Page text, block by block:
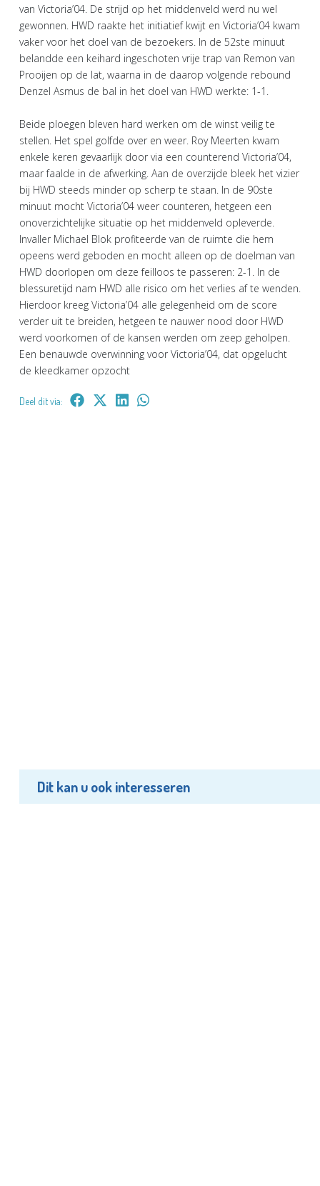
van Victoria’04. De strijd op het middenveld werd nu wel
gewonnen. HWD raakte het initiatief kwijt en Victoria’04 kwam
vaker voor het doel van de bezoekers. In de 52ste minuut
belandde een keihard ingeschoten vrije trap van Remon van
Prooijen op de lat, waarna in de daarop volgende rebound
Denzel Asmus de bal in het doel van HWD werkte: 1-1.
Beide ploegen bleven hard werken om de winst veilig te
stellen. Het spel golfde over en weer. Roy Meerten kwam
enkele keren gevaarlijk door via een counterend Victoria’04,
maar faalde in de afwerking. Aan de overzijde bleek het vizier
bij HWD steeds minder op scherp te staan. In de 90ste
minuut mocht Victoria’04 weer counteren, hetgeen een
onoverzichtelijke situatie op het middenveld opleverde.
Invaller Michael Blok profiteerde van de ruimte die hem
opeens werd geboden en mocht alleen op de doelman van
HWD doorlopen om deze feilloos te passeren: 2-1. In de
blessuretijd nam HWD alle risico om het verlies af te wenden.
Hierdoor kreeg Victoria’04 alle gelegenheid om de score
verder uit te breiden, hetgeen te nauwer nood door HWD
werd voorkomen of de kansen werden om zeep geholpen.
Een benauwde overwinning voor Victoria’04, dat opgelucht
de kleedkamer opzocht
Deel dit via:
Dit kan u ook interesseren